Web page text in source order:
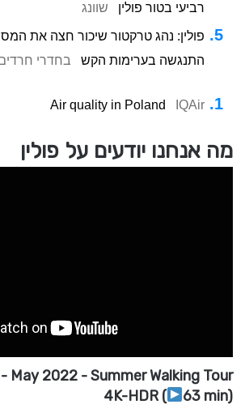
רביעי בטור פולין
שוונג
פולין: נהג טרקטור שיכור חצה את
התנגשה בערימות הקש
בחדרי
Air quality in Poland IQAir
מה אנחנו יודעים על פולין
May 2022 - Summer Walking Tour
4K-HDR (
63 min)